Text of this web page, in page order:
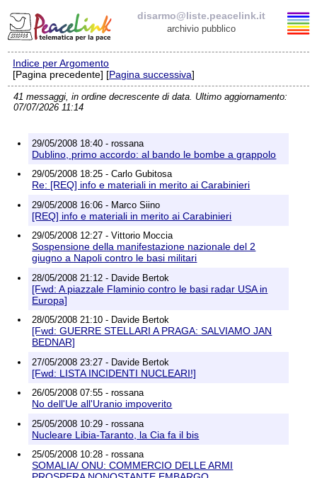
disarmo@liste.peacelink.it
archivio pubblico
Elenco delle liste
disarmo@liste.peacelink.it
Richieste di rimozione
Indice per Argomento
[Pagina precedente] [Pagina successiva]
41 messaggi, in ordine decrescente di data. Ultimo aggiornamento:
07/07/2026 11:14
29/05/2008 18:40 - rossana
Dublino, primo accordo: al bando le bombe a grappolo
29/05/2008 18:25 - Carlo Gubitosa
Re: [REQ] info e materiali in merito ai Carabinieri
29/05/2008 16:06 - Marco Siino
[REQ] info e materiali in merito ai Carabinieri
29/05/2008 12:27 - Vittorio Moccia
Sospensione della manifestazione nazionale del 2
giugno a Napoli contro le basi militari
28/05/2008 21:12 - Davide Bertok
[Fwd: A piazzale Flaminio contro le basi radar USA in
Europa]
28/05/2008 21:10 - Davide Bertok
[Fwd: GUERRE STELLARI A PRAGA: SALVIAMO JAN
BEDNAR]
27/05/2008 23:27 - Davide Bertok
[Fwd: LISTA INCIDENTI NUCLEARI!]
26/05/2008 07:55 - rossana
No dell'Ue all'Uranio impoverito
25/05/2008 10:29 - rossana
Nucleare Libia-Taranto, la Cia fa il bis
25/05/2008 10:28 - rossana
SOMALIA/ ONU: COMMERCIO DELLE ARMI